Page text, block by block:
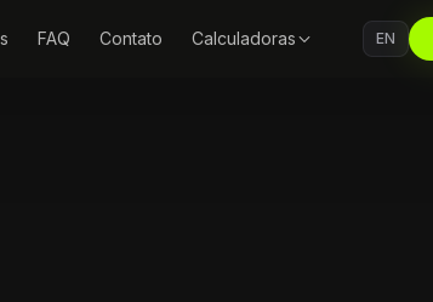
FAQ Contato Calculadoras EN